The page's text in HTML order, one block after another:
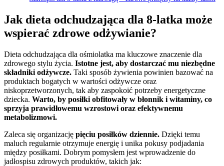
Jak dieta odchudzająca dla 8-latka może
wspierać zdrowe odżywianie?
Dieta odchudzająca dla ośmiolatka ma kluczowe znaczenie dla
zdrowego stylu życia. Istotne jest, aby dostarczać mu niezbędne
składniki odżywcze. Taki sposób żywienia powinien bazować na
produktach bogatych w wartości odżywcze oraz
niskoprzetworzonych, tak aby zaspokoić potrzeby energetyczne
dziecka. Warto, by posiłki obfitowały w błonnik i witaminy, co
sprzyja prawidłowemu wzrostowi oraz efektywnemu
metabolizmowi.
Zaleca się organizację pięciu posiłków dziennie. Dzięki temu
maluch regularnie otrzymuje energię i unika pokusy podjadania
między posiłkami. Dobrym pomysłem jest wprowadzenie do
jadłospisu zdrowych produktów, takich jak: